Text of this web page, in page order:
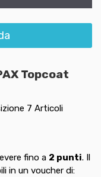
Topcoat
7 Articoli
fino a 2 punti. Il
in un voucher di: